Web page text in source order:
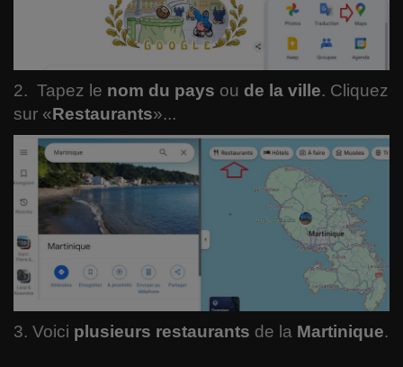
Automobile
2. Tapez le nom du pays ou de la ville. Cliquez
sur «Restaurants»...
3. Voici plusieurs restaurants de la Martinique.